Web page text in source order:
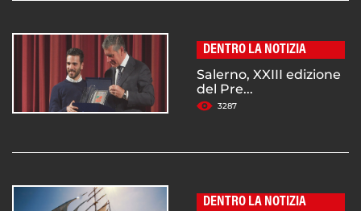
DENTRO LA NOTIZIA
Salerno, XXIII edizione
del Pre...
3287
DENTRO LA NOTIZIA